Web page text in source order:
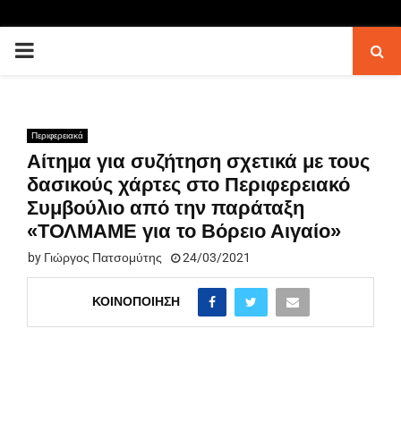
PRIMARY
Περιφερειακά
Αίτημα για συζήτηση σχετικά με τους
δασικούς χάρτες στο Περιφερειακό
Συμβούλιο από την παράταξη
«ΤΟΛΜΑΜΕ για το Βόρειο Αιγαίο»
by Γιώργος Πατσομύτης 24/03/2021
ΚΟΙΝΟΠΟΊΗΣΗ